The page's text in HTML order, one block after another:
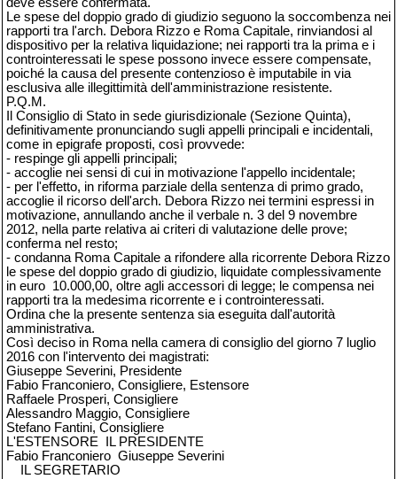
Le spese del doppio grado di giudizio seguono la soccombenza nei
rapporti tra l'arch. Debora Rizzo e Roma Capitale, rinviandosi al
dispositivo per la relativa liquidazione; nei rapporti tra la prima e i
controinteressati le spese possono invece essere compensate,
poiché la causa del presente contenzioso è imputabile in via
esclusiva alle illegittimità dell'amministrazione resistente.
P.Q.M.
Il Consiglio di Stato in sede giurisdizionale (Sezione Quinta),
definitivamente pronunciando sugli appelli principali e incidentali,
come in epigrafe proposti, così provvede:
- respinge gli appelli principali;
- accoglie nei sensi di cui in motivazione l'appello incidentale;
- per l'effetto, in riforma parziale della sentenza di primo grado,
accoglie il ricorso dell'arch. Debora Rizzo nei termini espressi in
motivazione, annullando anche il verbale n. 3 del 9 novembre
2012, nella parte relativa ai criteri di valutazione delle prove;
conferma nel resto;
- condanna Roma Capitale a rifondere alla ricorrente Debora Rizzo
le spese del doppio grado di giudizio, liquidate complessivamente
in euro 10.000,00, oltre agli accessori di legge; le compensa nei
rapporti tra la medesima ricorrente e i controinteressati.
Ordina che la presente sentenza sia eseguita dall'autorità
amministrativa.
Così deciso in Roma nella camera di consiglio del giorno 7 luglio
2016 con l'intervento dei magistrati:
Giuseppe Severini, Presidente
Fabio Franconiero, Consigliere, Estensore
Raffaele Prosperi, Consigliere
Alessandro Maggio, Consigliere
Stefano Fantini, Consigliere
L'ESTENSORE IL PRESIDENTE
Fabio Franconiero Giuseppe Severini
IL SEGRETARIO